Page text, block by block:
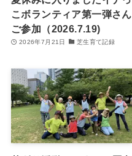
こボランティア第一弾さん
ご参加（2026.7.19)
2026年7月21日 芝生育て記録